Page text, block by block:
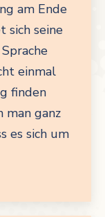
am Ende
sich seine
einmal
finden
man ganz
es sich um